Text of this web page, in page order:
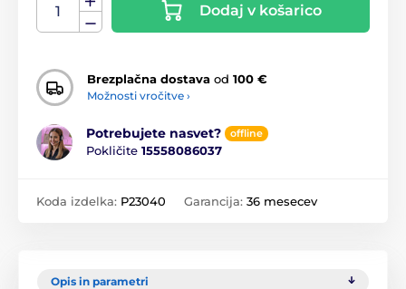
Dodaj v košarico
Brezplačna dostava od 100 €
Možnosti vročitve ›
Potrebujete nasvet? offline
Pokličite 15558086037
Koda izdelka: P23040 Garancija: 36 mesecev
Opis in parametri